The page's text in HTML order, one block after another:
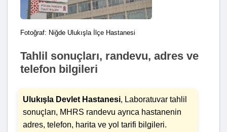
Fotoğraf: Niğde Ulukışla İlçe Hastanesi
Tahlil sonuçları, randevu, adres ve
telefon bilgileri
Ulukışla Devlet Hastanesi, Laboratuvar tahlil
sonuçları, MHRS randevu ayrıca hastanenin
adres, telefon, harita ve yol tarifi bilgileri.